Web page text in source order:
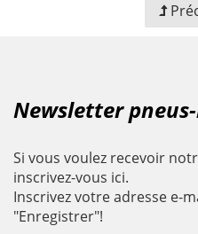
Newsletter
Si vous voulez recevoir
inscrivez-vous ici.
Inscrivez votre adresse e-
"Enregistrer"!